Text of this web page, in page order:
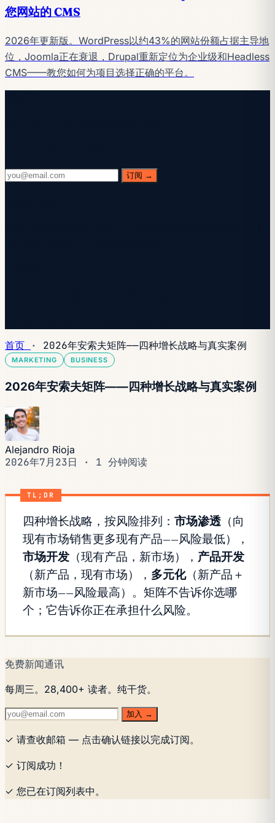
您网站的 CMS
2026年更新版。WordPress以约43%的网站份额占据主导地
位，Joomla正在衰退，Drupal重新定位为企业级和Headless
CMS——教您如何为项目选择正确的平台。
订阅 →
首页 · 2026年安索夫矩阵——四种增长战略与真实案例
MARKETING BUSINESS
2026年安索夫矩阵——四种增长战略与真实案例
Alejandro Rioja
2026年7月23日 · 1 分钟阅读
TL;DR
四种增长战略，按风险排列： 市场渗透 （向
现有市场销售更多现有产品——风险最低），
市场开发 （现有产品，新市场）， 产品开发
（新产品，现有市场）， 多元化（新产品＋
新市场——风险最高）。矩阵不告诉你选哪
个；它告诉你正在承担什么风险。
免费新闻通讯
每周三。28,400+ 读者。纯干货。
加入 →
✓ 请查收邮箱 — 点击确认链接以完成订阅。
✓ 订阅成功！
✓ 您已在订阅列表中。